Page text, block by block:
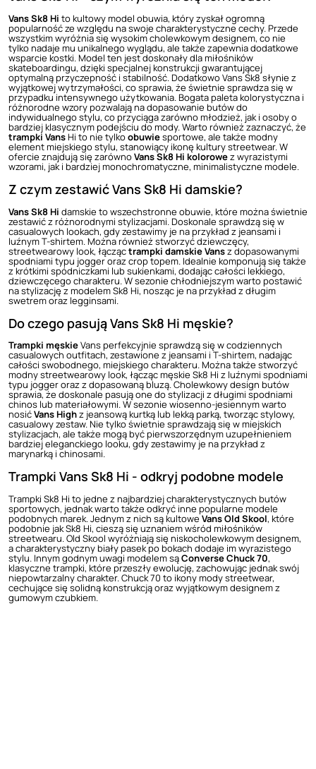
VansSk8 Hi to kultowy model obuwia, który zyskał ogromną
popularność ze względu na swoje charakterystyczne cechy. Przede
wszystkim wyróżnia się wysokim cholewkowym designem, co nie
tylko nadaje mu unikalnego wyglądu, ale także zapewnia dodatkowe
wsparcie kostki. Model ten jest doskonały dla miłośników
skateboardingu, dzięki specjalnej konstrukcji gwarantującej
optymalną przyczepność i stabilność. Dodatkowo Vans Sk8 słynie z
wyjątkowej wytrzymałości, co sprawia, że świetnie sprawdza się w
przypadku intensywnego użytkowania. Bogata paleta kolorystyczna i
różnorodne wzory pozwalają na dopasowanie butów do
indywidualnego stylu, co przyciąga zarówno młodzież, jak i osoby o
bardziej klasycznym podejściu do mody. Warto również zaznaczyć, że
trampki VansHi to nie tylkoobuwiesportowe, ale także modny
element miejskiego stylu, stanowiący ikonę kultury streetwear. W
ofercie znajdują się zarównoVans Sk8 Hi kolorowez wyrazistymi
wzorami, jak i bardziej monochromatyczne, minimalistyczne modele.
Z czym zestawić Vans Sk8 Hi damskie?
Vans Sk8 Hi damskie to wszechstronne obuwie, które można świetnie
zestawić z różnorodnymi stylizacjami. Doskonale sprawdzą się w
casualowych lookach, gdy zestawimy je na przykład z jeansami i
luźnym T-shirtem. Można również stworzyć dziewczęcy,
streetwearowy look, łącząctrampki damskie Vansz dopasowanymi
spodniami typu jogger oraz crop topem. Idealnie komponują się także
z krótkimi spódniczkami lub sukienkami, dodając całości lekkiego,
dziewczęcego charakteru. W sezonie chłodniejszym warto postawić
na stylizację z modelem Sk8 Hi, nosząc je na przykład z długim
swetrem oraz legginsami.
Do czego pasują Vans Sk8 Hi męskie?
Trampki męskieVans perfekcyjnie sprawdzą się w codziennych
casualowych outfitach, zestawione z jeansami i T-shirtem, nadając
całości swobodnego, miejskiego charakteru. Można także stworzyć
modny streetwearowy look, łącząc męskie Sk8 Hi z luźnymi spodniami
typu jogger oraz z dopasowaną bluzą. Cholewkowy design butów
sprawia, że doskonale pasują one do stylizacji z długimi spodniami
chinos lub materiałowymi. W sezonie wiosenno-jesiennym warto
nosićVans Highz jeansową kurtką lub lekką parką, tworząc stylowy,
casualowy zestaw. Nie tylko świetnie sprawdzają się w miejskich
stylizacjach, ale także mogą być pierwszorzędnym uzupełnieniem
bardziej eleganckiego looku, gdy zestawimy je na przykład z
marynarką i chinosami.
Trampki Vans Sk8 Hi - odkryj podobne modele
Trampki Sk8 Hi to jedne z najbardziej charakterystycznych butów
sportowych, jednak warto także odkryć inne popularne modele
podobnych marek. Jednym z nich są kultoweVans Old Skool, które
podobnie jak Sk8 Hi, cieszą się uznaniem wśród miłośników
streetwearu. Old Skool wyróżniają się niskocholewkowym designem,
a charakterystyczny biały pasek po bokach dodaje im wyrazistego
stylu. Innym godnym uwagi modelem sąConverse Chuck 70,
klasyczne trampki, które przeszły ewolucję, zachowując jednak swój
niepowtarzalny charakter. Chuck 70 to ikony mody streetwear,
cechujące się solidną konstrukcją oraz wyjątkowym designem z
gumowym czubkiem.